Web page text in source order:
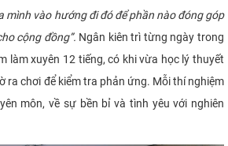
mình vào hướng đi đó để phần nào đóng góp
cộng đồng”. Ngân kiên trì từng ngày trong
làm xuyên 12 tiếng, có khi vừa học lý thuyết
ra chơi để kiểm tra phản ứng. Mỗi thí nghiệm
môn, về sự bền bỉ và tình yêu với nghiên